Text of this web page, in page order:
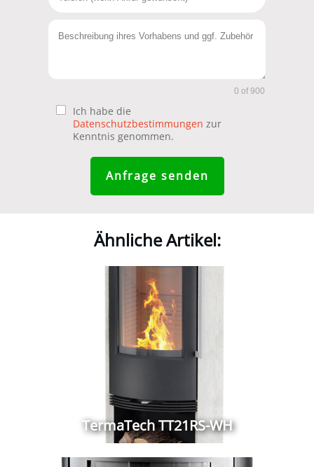
0 of 900
Ich habe die
Datenschutzbestimmungen zur
Kenntnis genommen.
Anfrage senden
Ähnliche Artikel:
TermaTech TT21RS-WH